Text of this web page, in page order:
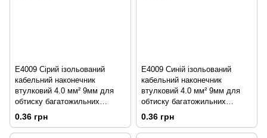
E4009 Сірий ізольований
кабельний наконечник
втулковий 4.0 мм² 9мм для
обтиску багатожильних
проводів
0.36 грн
E4009 Синій ізольований
кабельний наконечник
втулковий 4.0 мм² 9мм для
обтиску багатожильних
проводів
0.36 грн